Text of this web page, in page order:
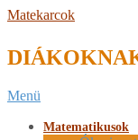
Skip
content
Matekarcok
Secondary
Menu
Menü
Matematikusok